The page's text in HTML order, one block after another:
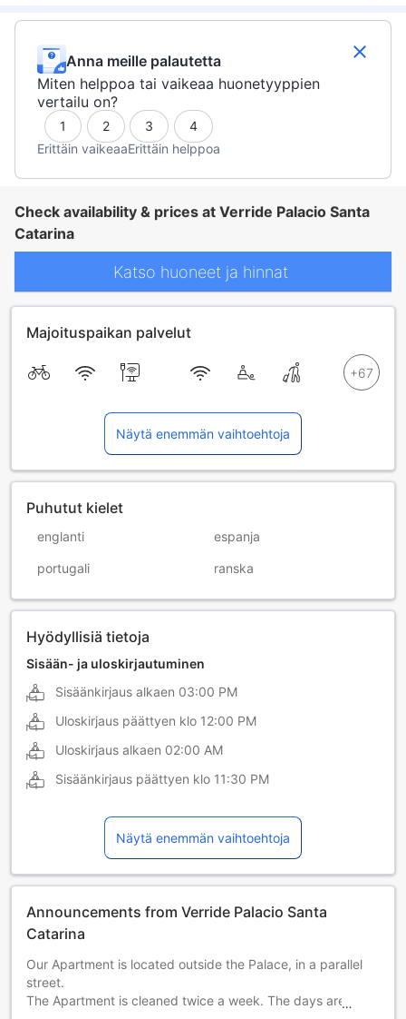
Anna meille palautetta
Miten helppoa tai vaikeaa huonetyyppien
vertailu on?
1 2 3
4
Erittäin vaikeaaErittäin helppoa
Check availability & prices at Verride Palacio Santa
Catarina
Katso huoneet ja hinnat
Majoituspaikan palvelut
Näytä enemmän vaihtoehtoja
Puhutut kielet
englanti espanja
portugali ranska
Hyödyllisiä tietoja
Sisään- ja uloskirjautuminen
Sisäänkirjaus alkaen 03:00 PM
Uloskirjaus päättyen klo 12:00 PM
Uloskirjaus alkaen 02:00 AM
Sisäänkirjaus päättyen klo 11:30 PM
Näytä enemmän vaihtoehtoja
Announcements from Verride Palacio Santa
Catarina
Our Apartment is located outside the Palace, in a parallel
street.
The Apartment is cleaned twice a week. The days are